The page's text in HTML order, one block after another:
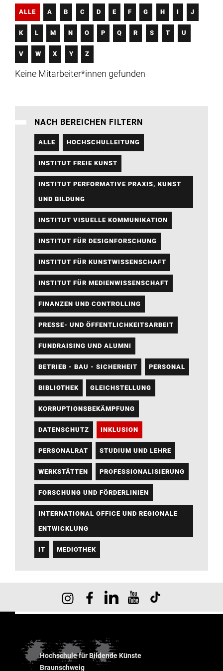
Institute
Forschung
Infrastruktur
meinstudium
ALLE A B C D E F G H I J
K L M N O P Q R S T U
V W X Y Z
Keine Mitarbeiter*innen gefunden
NACH BEREICHEN FILTERN
ALLE HOCHSCHULLEITUNG
INSTITUT FREIE KUNST
INSTITUT PERFORMATIVE PRAXIS, KUNST
UND BILDUNG
INSTITUT VISUELLE KOMMUNIKATION
INSTITUT FÜR DESIGNFORSCHUNG
INSTITUT FÜR KUNSTWISSENSCHAFT
INSTITUT FÜR MEDIENWISSENSCHAFT
FINANZEN UND CONTROLLING
PRESSE- UND ÖFFENTLICHKEITSARBEIT
FUNDRAISING UND ALUMNI
BETRIEB - BAU - SICHERHEIT PERSONAL
BIBLIOTHEK GLEICHSTELLUNG
KORRUPTIONSBEKÄMPFUNG
DATENSCHUTZ INKLUSION
PERSONALRAT STUDIUM UND LEHRE
WERKSTÄTTEN PROFESSIONALISIERUNG
FORSCHUNG UND FÖRDERLINIEN
INTERNATIONAL OFFICE UND REGIONALE
ENTWICKLUNG
IT MEDIOTHEK
Hochschule für Bildende Künste
Braunschweig